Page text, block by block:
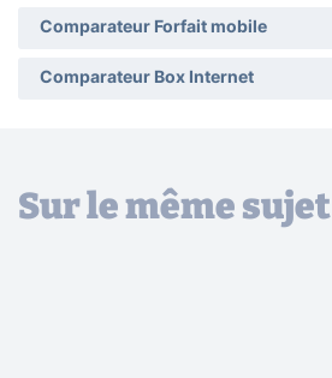
Comparateur Forfait mobile
Comparateur Box Internet
Sur le même sujet